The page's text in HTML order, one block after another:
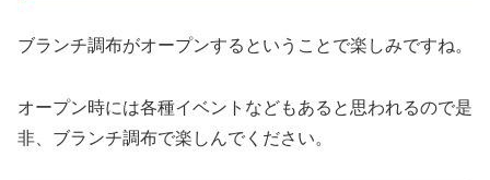
ブランチ調布がオープンするということで楽しみですね。
オープン時には各種イベントなどもあると思われるので是
非、ブランチ調布で楽しんでください。